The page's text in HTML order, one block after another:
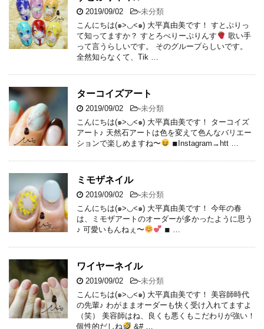
2019/09/02 -未分類
こんにちは(๑>◡<๑) 大平真由美です！ すとぷりっ
て知ってますか？ すとろべりーぷりんす
歌い手
って言うらしいです。 そのグループらしいです。
全然知らなくて、Tik …
ターコイズアート
2019/09/02 -未分類
こんにちは(๑>◡<๑) 大平真由美です！ ターコイズ
アート♪ 天然石アートは色を変えて色んなバリエー
ションで楽しめますね〜
◾︎Instagram→htt …
ミモザネイル
2019/09/02 -未分類
こんにちは(๑>◡<๑) 大平真由美です！ 今年の春
は、ミモザアートのオーダーが多かったように思う
♪ 可愛いもんねぇ〜
◾︎ …
ワイヤーネイル
2019/09/02 -未分類
こんにちは(๑>◡<๑) 大平真由美です！ 美容師時代
の先輩♪ わがままオーダーも快く受け入れてますよ
（笑） 美容師はね、良くも悪くもこだわりが強い！
個性的だしね
&# …